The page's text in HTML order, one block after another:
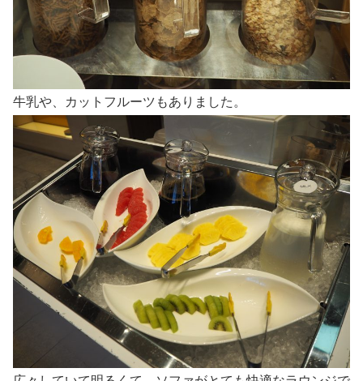
牛乳や、カットフルーツもありました。